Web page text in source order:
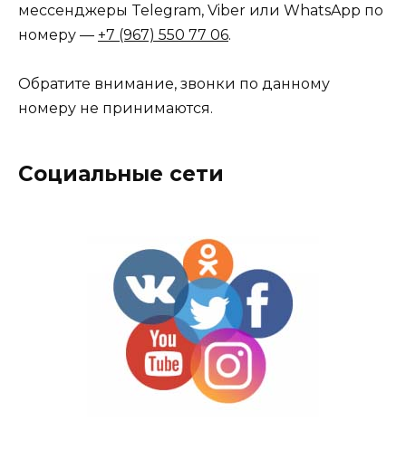
мессенджеры Telegram, Viber или WhatsApp по
номеру — +7 (967) 550 77 06.
Обратите внимание, звонки по данному
номеру не принимаются.
Социальные сети